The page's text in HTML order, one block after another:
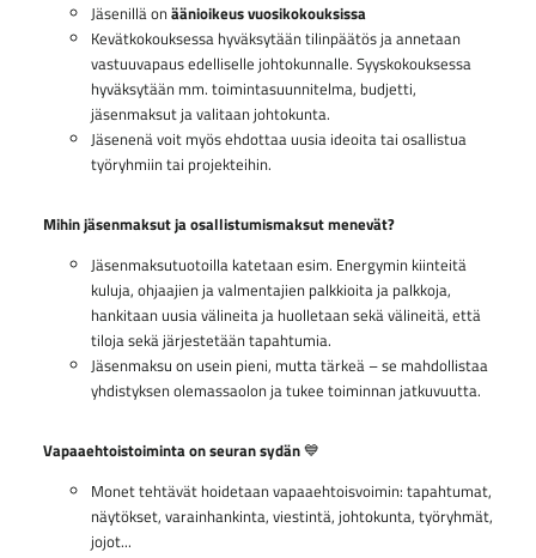
Jäsenillä onäänioikeus vuosikokouksissa
Kevätkokouksessa hyväksytään tilinpäätös ja annetaan
vastuuvapaus edelliselle johtokunnalle. Syyskokouksessa
hyväksytään mm. toimintasuunnitelma, budjetti,
jäsenmaksut ja valitaan johtokunta.
Jäsenenä voit myös ehdottaa uusia ideoita tai osallistua
työryhmiin tai projekteihin.
Mihin jäsenmaksut ja osallistumismaksut menevät?
Jäsenmaksutuotoilla katetaan esim. Energymin kiinteitä
kuluja, ohjaajien ja valmentajien palkkioita ja palkkoja,
hankitaan uusia välineita ja huolletaan sekä välineitä, että
tiloja sekä järjestetään tapahtumia.
Jäsenmaksu on usein pieni, mutta tärkeä – se mahdollistaa
yhdistyksen olemassaolon ja tukee toiminnan jatkuvuutta.
Vapaaehtoistoiminta on seuran sydän💙
Monet tehtävät hoidetaan vapaaehtoisvoimin: tapahtumat,
näytökset, varainhankinta, viestintä, johtokunta, työryhmät,
jojot...